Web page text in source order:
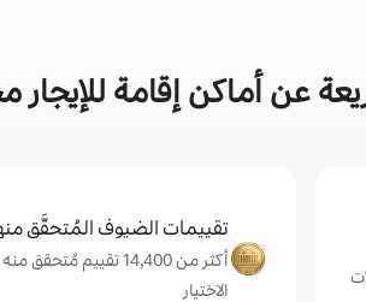
عن أماكن إقامة للإيجار
تقييمات الضيوف المُتحقَّق
أكثر من 14,400 تقييم
الاختيار